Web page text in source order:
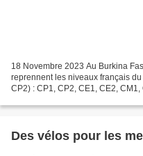
18 Novembre 2023 Au Burkina
reprennent les niveaux français
CP2) : CP1, CP2, CE1, CE2,
Des vélos pour les